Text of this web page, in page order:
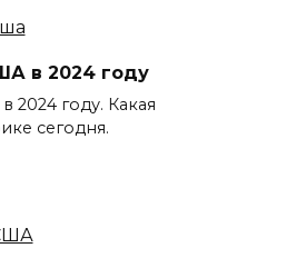
в 2024 году
году. Какая
сегодня.